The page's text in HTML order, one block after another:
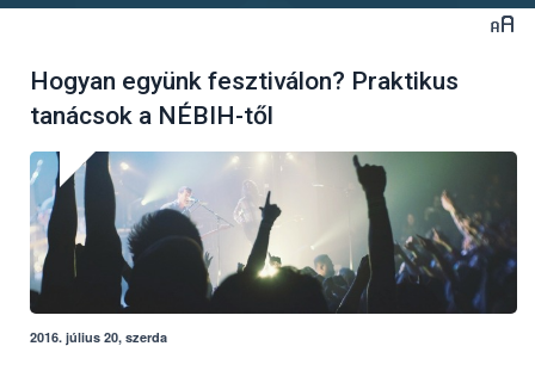
Hogyan együnk fesztiválon? Praktikus
tanácsok a NÉBIH-től
2016. július 20, szerda